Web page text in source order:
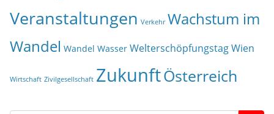
Veranstaltungen Verkehr Wachstum im
Wandel Wandel Wasser WelterschöpfungstagWien
Wirtschaft Zivilgesellschaft ZukunftÖsterreich